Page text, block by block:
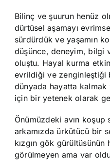
Bilinç ve şuurun henüz
dürtüsel aşamayı
sürdürdük ve yaşamın
düşünce, deneyim, bilgi
oluştu. Hayal kurma
evrildiği ve zenginleştiği
dünyada hayatta kalmak
için bir yetenek olarak
Önümüzdeki avın koşup
arkamızda ürkütücü bir
kızgın gök
görülmeyen ama var